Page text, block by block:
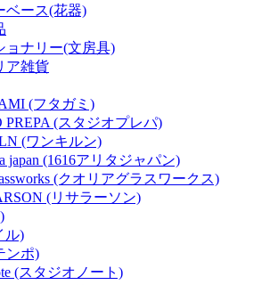
ベース(花器)
ョナリー(文房具)
ア雑貨
(フタガミ)
PREPA (スタジオプレパ)
(ワンキルン)
japan (1616アリタジャパン)
(クオリアグラスワークス)
(リサラーソン)
ル)
ンポ)
(スタジオノート)